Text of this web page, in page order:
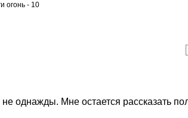
огонь - 10
однажды. Мне остается рассказать